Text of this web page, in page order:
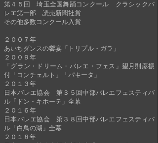
第４５回 埼玉全国舞踊コンクール クラシックバ
レエ第一部 読売新聞社賞
その他多数コンクール入賞
２００７年
あいちダンスの饗宴「トリプル・ガラ」
２００９年
「グラン・ドリーム・バレエ・フェス」望月則彦振
付「コンチェルト」「パキータ」
２０１３年
日本バレエ協会 第３５回中部バレエフェスティバ
ル「ドン・キホーテ」全幕
２０１６年
日本バレエ協会 第３８回中部バレエフェスティバ
ル「白鳥の湖」全幕
２０１８年